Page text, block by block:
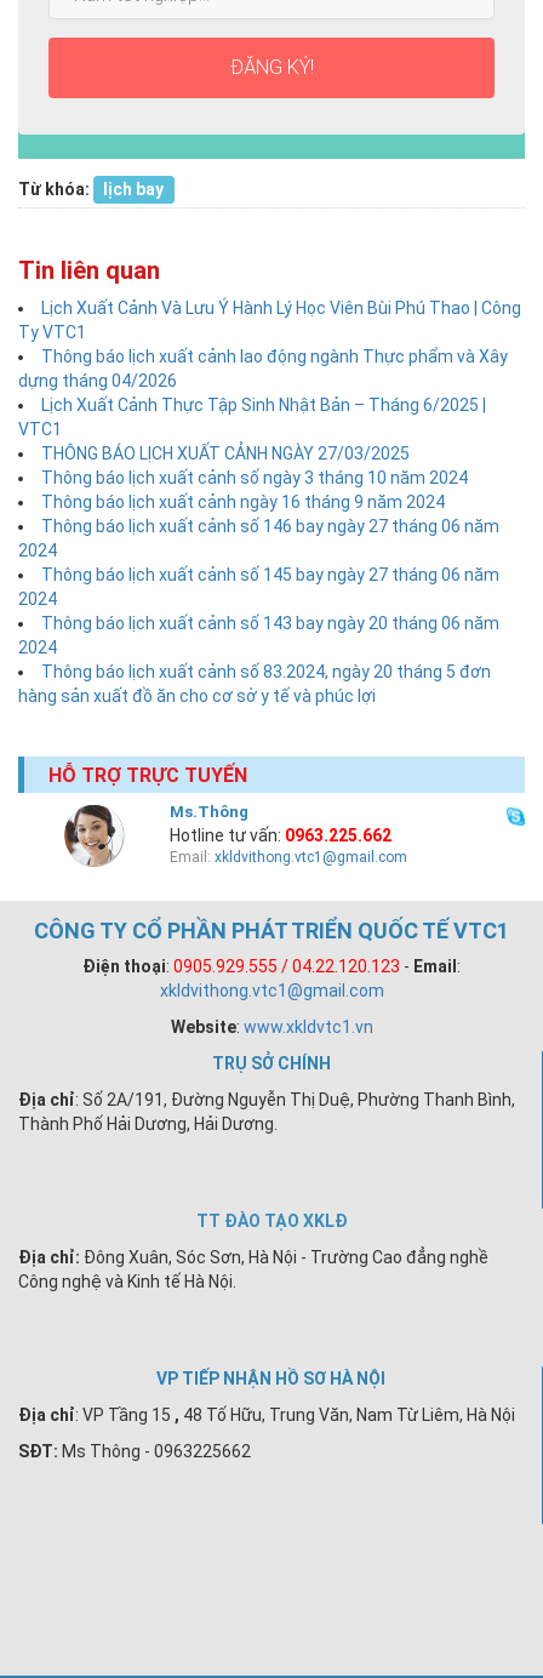
ĐĂNG KÝ!
Từ khóa: lịch bay
Tin liên quan
Lịch Xuất Cảnh Và Lưu Ý Hành Lý Học Viên Bùi Phú Thao | Công
Ty VTC1
Thông báo lịch xuất cảnh lao động ngành Thực phẩm và Xây
dựng tháng 04/2026
Lịch Xuất Cảnh Thực Tập Sinh Nhật Bản – Tháng 6/2025 |
VTC1
THÔNG BÁO LỊCH XUẤT CẢNH NGÀY 27/03/2025
Thông báo lịch xuất cảnh số ngày 3 tháng 10 năm 2024
Thông báo lịch xuất cảnh ngày 16 tháng 9 năm 2024
Thông báo lịch xuất cảnh số 146 bay ngày 27 tháng 06 năm
2024
Thông báo lịch xuất cảnh số 145 bay ngày 27 tháng 06 năm
2024
Thông báo lịch xuất cảnh số 143 bay ngày 20 tháng 06 năm
2024
Thông báo lịch xuất cảnh số 83.2024, ngày 20 tháng 5 đơn
hàng sản xuất đồ ăn cho cơ sở y tế và phúc lợi
HỖ TRỢ TRỰC TUYẾN
Ms.Thông
Hotline tư vấn: 0963.225.662
Email:xkldvithong.vtc1@gmail.com
CÔNG TY CỔ PHẦN PHÁT TRIỂN QUỐC TẾ VTC1
Điện thoại: 0905.929.555 / 04.22.120.123 - Email :
xkldvithong.vtc1@gmail.com
Website: www.xkldvtc1.vn
TRỤ SỞ CHÍNH
Địa chỉ: Số 2A/191, Đường Nguyễn Thị Duệ, Phường Thanh Bình,
Thành Phố Hải Dương, Hải Dương.
TT ĐÀO TẠO XKLĐ
Địa chỉ: Đông Xuân, Sóc Sơn, Hà Nội - Trường Cao đẳng nghề
Công nghệ và Kinh tế Hà Nội.
VP TIẾP NHẬN HỒ SƠ HÀ NỘI
Địa chỉ: VP Tầng 15 , 48 Tố Hữu, Trung Văn, Nam Từ Liêm, Hà Nội
SĐT: Ms Thông - 0963225662